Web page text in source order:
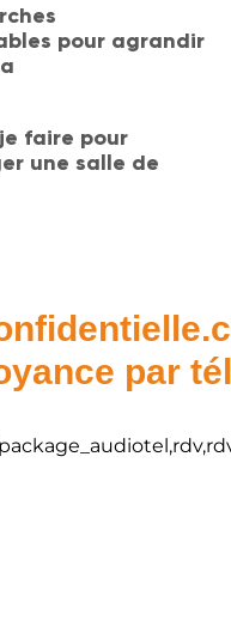
pour agrandir
faire pour
une salle de
par